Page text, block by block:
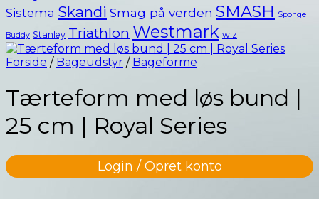
Sistema Skandi Smag på verden SMASH Sponge
Buddy Stanley Triathlon Westmark wiz
Forside / Bageudstyr / Bageforme
Tærteform med løs bund |
25 cm | Royal Series
Login / Opret konto